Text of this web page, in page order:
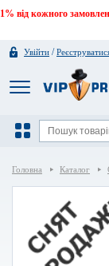
1% від кожного
Увійти /
Головна Каталог